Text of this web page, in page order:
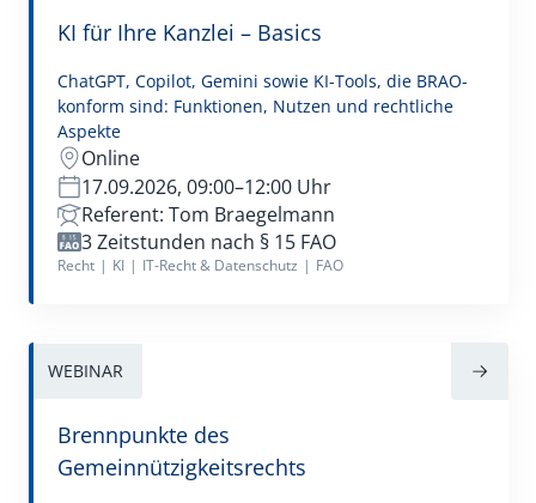
KI für Ihre Kanzlei – Basics
ChatGPT, Copilot, Gemini sowie KI-Tools, die BRAO-
konform sind: Funktionen, Nutzen und rechtliche
Aspekte
Online
17.09.2026, 09:00–12:00 Uhr
Referent: Tom Braegelmann
3 Zeitstunden nach § 15 FAO
Recht | KI | IT-Recht & Datenschutz | FAO
WEBINAR
Brennpunkte des
Gemeinnützigkeitsrechts